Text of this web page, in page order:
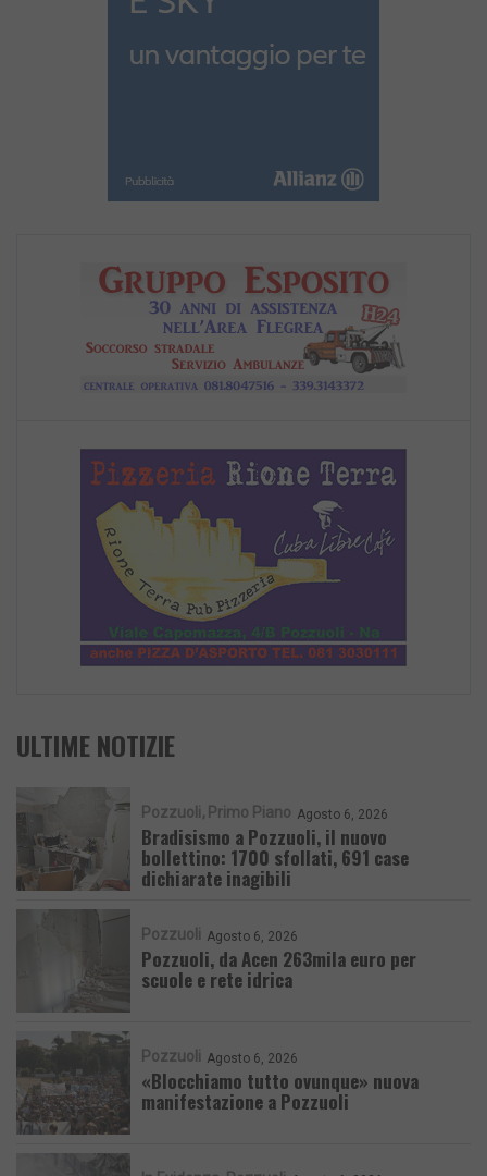
ULTIME NOTIZIE
Pozzuoli Primo Piano Agosto 6, 2026
Bradisismo a Pozzuoli, il nuovo
bollettino: 1700 sfollati, 691 case
dichiarate inagibili
Pozzuoli Agosto 6, 2026
Pozzuoli, da Acen 263mila euro per
scuole e rete idrica
Pozzuoli Agosto 6, 2026
«Blocchiamo tutto ovunque» nuova
manifestazione a Pozzuoli